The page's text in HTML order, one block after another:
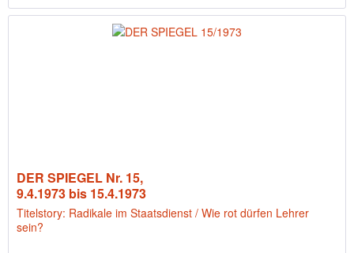
DER SPIEGEL Nr. 15,
9.4.1973 bis 15.4.1973
Titelstory: Radikale im Staatsdienst / Wie rot dürfen Lehrer
sein?